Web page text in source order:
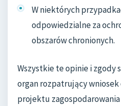
W niektórych
odpowiedzialne za
obszarów chronionych.
Wszystkie te opinie i zgody
organ rozpatrujący
projektu zagospodarowania